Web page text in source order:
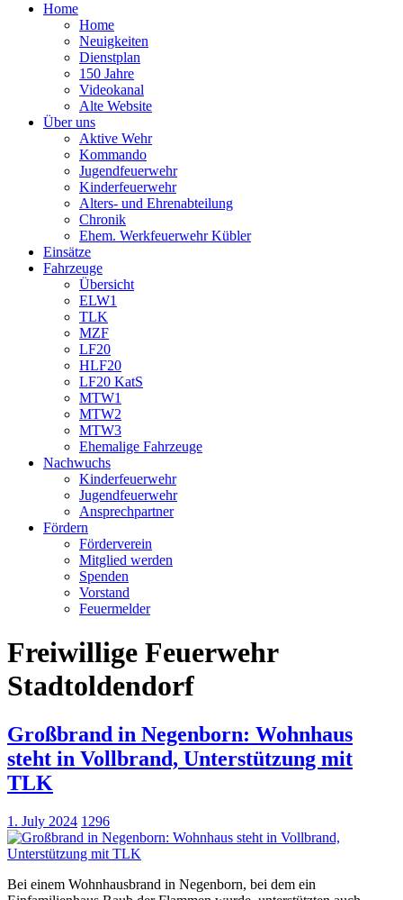
Home
Home
Neuigkeiten
Dienstplan
150 Jahre
Videokanal
Alte Website
Über uns
Aktive Wehr
Kommando
Jugendfeuerwehr
Kinderfeuerwehr
Alters- und Ehrenabteilung
Chronik
Ehem. Werkfeuerwehr Kübler
Einsätze
Fahrzeuge
Übersicht
ELW1
TLK
MZF
LF20
HLF20
LF20 KatS
MTW1
MTW2
MTW3
Ehemalige Fahrzeuge
Nachwuchs
Kinderfeuerwehr
Jugendfeuerwehr
Ansprechpartner
Fördern
Förderverein
Mitglied werden
Spenden
Vorstand
Feuermelder
Freiwillige Feuerwehr
Stadtoldendorf
Großbrand in Negenborn: Wohnhaus
steht in Vollbrand, Unterstützung mit
TLK
1. July 2024 1296
Bei einem Wohnhausbrand in Negenborn, bei dem ein